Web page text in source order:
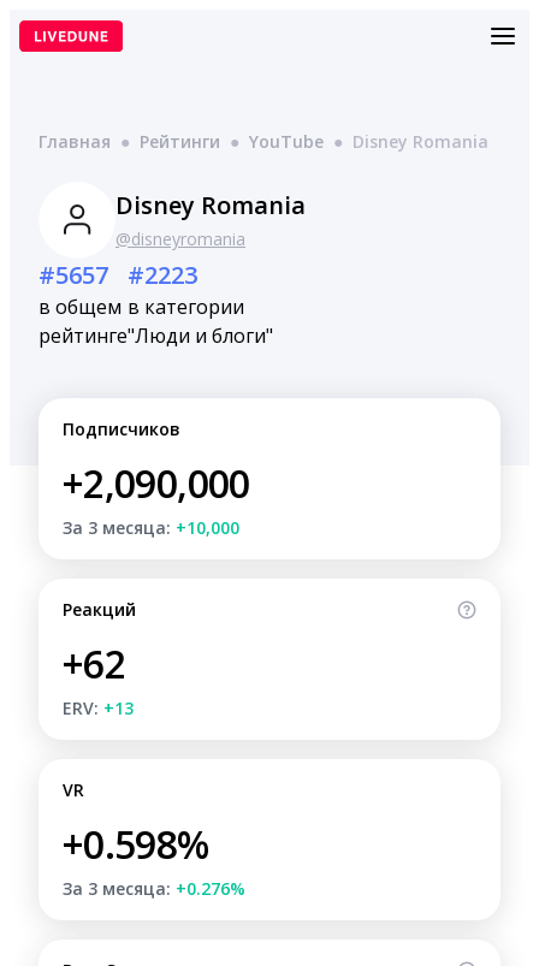
Перейти
Главная ● Рейтинги ● YouTube ● Disney Romania
Disney Romania
@disneyromania
#5657
в общем
рейтинге
#2223
в категории
"Люди и блоги"
Подписчиков
+2,090,000
За 3 месяца: +10,000
Реакций
+62
ERV: +13
VR
+0.598%
За 3 месяца: +0.276%